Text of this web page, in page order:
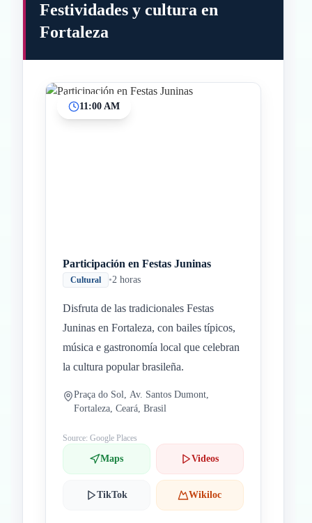
Festividades y cultura en
Fortaleza
11:00 AM
Participación en Festas Juninas
Cultural •2 horas
Disfruta de las tradicionales Festas
Juninas en Fortaleza, con bailes típicos,
música e gastronomía local que celebran
la cultura popular brasileña.
Praça do Sol, Av. Santos Dumont,
Fortaleza, Ceará, Brasil
Source: Google Places
Maps Videos
TikTok Wikiloc